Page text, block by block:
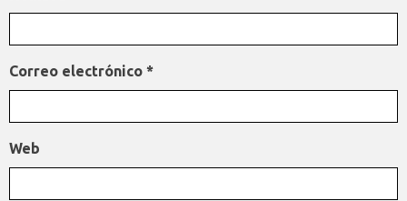
Correo electrónico *
Web